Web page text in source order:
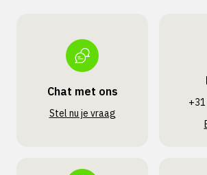
Chat met ons
Stel nu je vraag